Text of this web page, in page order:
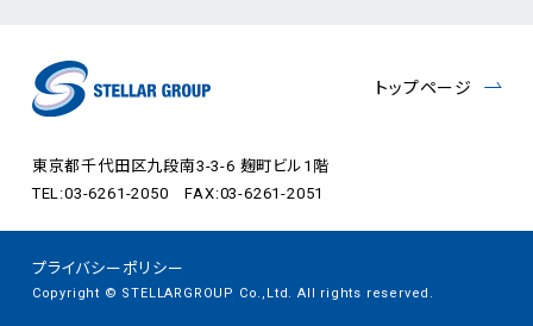
トップページ
東京都千代田区九段南3-3-6 麹町ビル1階
TEL:03-6261-2050 FAX:03-6261-2051
プライバシーポリシー
Copyright © STELLARGROUP Co.,Ltd. All rights reserved.